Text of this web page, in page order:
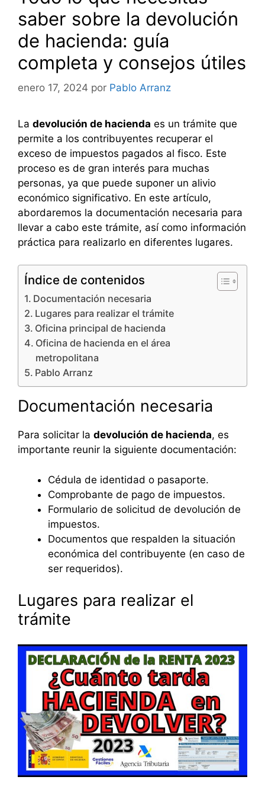
saber sobre la devolución
de hacienda: guía
completa y consejos útiles
enero 17, 2024 por Pablo Arranz
La devolución de hacienda es un trámite que
permite a los contribuyentes recuperar el
exceso de impuestos pagados al fisco. Este
proceso es de gran interés para muchas
personas, ya que puede suponer un alivio
económico significativo. En este artículo,
abordaremos la documentación necesaria para
llevar a cabo este trámite, así como información
práctica para realizarlo en diferentes lugares.
Índice de contenidos
Documentación necesaria
Lugares para realizar el trámite
Oficina principal de hacienda
Oficina de hacienda en el área
metropolitana
Pablo Arranz
Documentación necesaria
Para solicitar la devolución de hacienda, es
importante reunir la siguiente documentación:
Cédula de identidad o pasaporte.
Comprobante de pago de impuestos.
Formulario de solicitud de devolución de
impuestos.
Documentos que respalden la situación
económica del contribuyente (en caso de
ser requeridos).
Lugares para realizar el
trámite